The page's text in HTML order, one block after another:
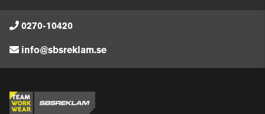
0270-10420
info@sbsreklam.se